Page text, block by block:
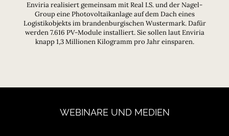
Enviria realisiert gemeinsam mit Real I.S. und der Nagel-
Group eine Photovoltaikanlage auf dem Dach eines
Logistikobjekts im brandenburgischen Wustermark. Dafür
werden 7.616 PV-Module installiert. Sie sollen laut Enviria
knapp 1,3 Millionen Kilogramm pro Jahr einsparen.
WEBINARE UND MEDIEN